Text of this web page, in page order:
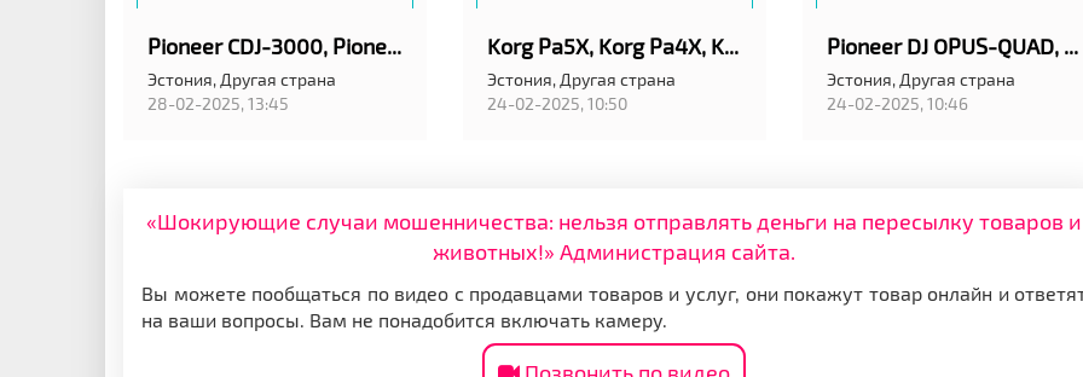
Pioneer CDJ-3000, Pioneer DJM-A9 , Pioneer CDJ-2000NXS2, Pioneer DJM-900NXS2, Pioneer DJ DJM-V10-LF
Эстония, Другая страна
28-02-2025, 13:45
Korg Pa5X, Korg Pa4X, Korg Pa4X MG2 Edition ,Korg PA-1000, Yamaha Genos2 , Yamaha Tyros5 76-Key
Эстония, Другая страна
24-02-2025, 10:50
Pioneer DJ OPUS-QUAD, Pioneer XDJ-RX3, Pioneer XDJ-XZ , Pioneer DDJ-FLX10, Pioneer CDJ-3000 Player
Эстония, Другая страна
24-02-2025, 10:46
«Шокирующие случаи мошенничества: нельзя отправлять деньги на пересылку товаров и
животных!» Администрация сайта.
Вы можете пообщаться по видео с продавцами товаров и услуг, они покажут товар онлайн и
на ваши вопросы. Вам не понадобится включать камеру.